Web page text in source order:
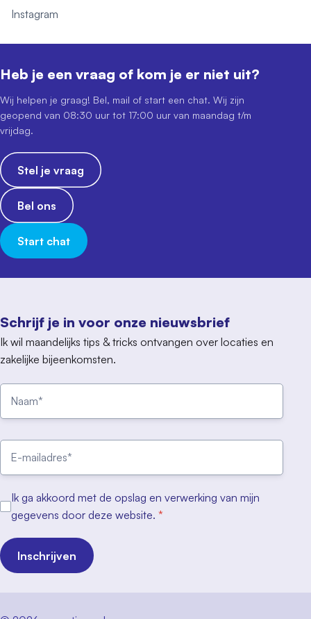
Instagram
Schrijf je in voor onze nieuwsbrief
Ik wil maandelijks tips & tricks ontvangen over locaties en
zakelijke bijeenkomsten.
Ik ga akkoord met de opslag en verwerking van mijn
gegevens door deze website. *
Inschrijven
Heb je een vraag of kom je er niet uit?
Wij helpen je graag! Bel, mail of start een chat. Wij zijn
geopend van 08:30 uur tot 17:00 uur van maandag t/m
vrijdag.
Stel je vraag
Bel ons
Start chat